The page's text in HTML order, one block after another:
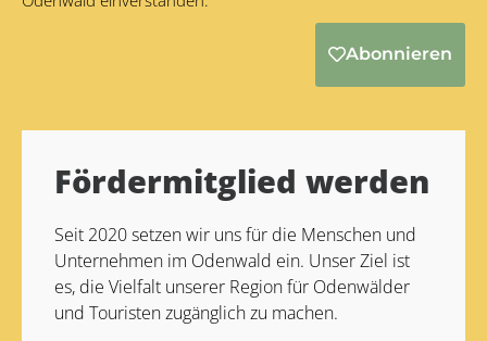
Abonnieren
Fördermitglied werden
Seit 2020 setzen wir uns für die Menschen und
Unternehmen im Odenwald ein. Unser Ziel ist
es, die Vielfalt unserer Region für Odenwälder
und Touristen zugänglich zu machen.